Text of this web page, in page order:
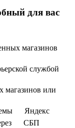
для вас
магазинов
службой
магазинов или
Яндекс
СБП